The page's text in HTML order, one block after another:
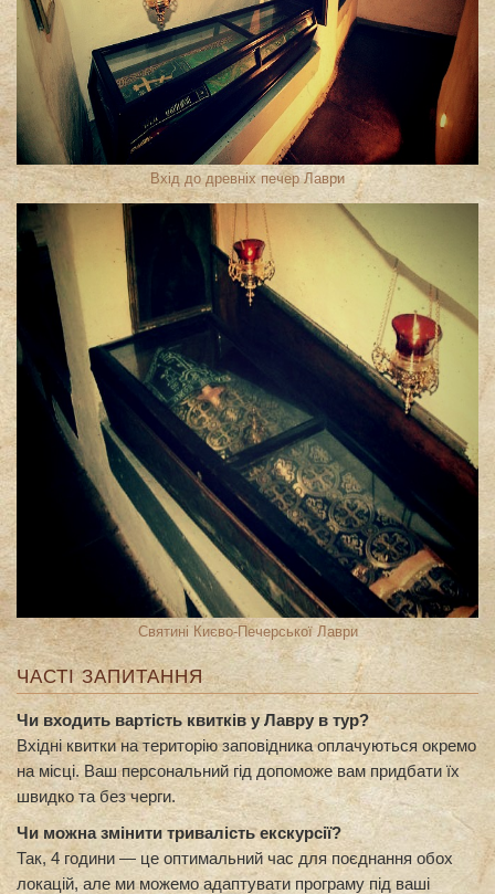
Вхід до древніх печер Лаври
Святині Києво-Печерської Лаври
ЧАСТІ ЗАПИТАННЯ
Чи входить вартість квитків у Лавру в тур?
Вхідні квитки на територію заповідника оплачуються окремо
на місці. Ваш персональний гід допоможе вам придбати їх
швидко та без черги.
Чи можна змінити тривалість екскурсії?
Так, 4 години — це оптимальний час для поєднання обох
локацій, але ми можемо адаптувати програму під ваші